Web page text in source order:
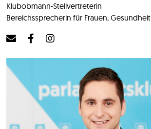
Klubobmann-Stellvertreterin
Bereichssprecherin für Frauen, Gesundheit